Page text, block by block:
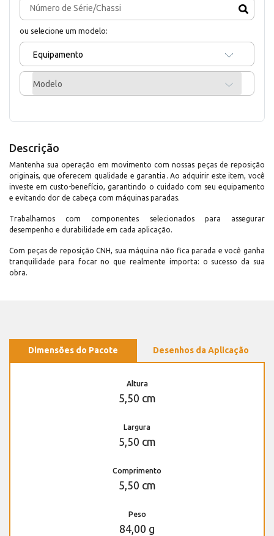
ou selecione um modelo:
Equipamento
Modelo
Descrição
Mantenha sua operação em movimento com nossas peças de reposição
originais, que oferecem qualidade e garantia. Ao adquirir este item, você
investe em custo-benefício, garantindo o cuidado com seu equipamento
e evitando dor de cabeça com máquinas paradas.
Trabalhamos com componentes selecionados para assegurar
desempenho e durabilidade em cada aplicação.
Com peças de reposição CNH, sua máquina não fica parada e você ganha
tranquilidade para focar no que realmente importa: o sucesso da sua
obra.
Dimensões do Pacote Desenhos da Aplicação
Altura
5,50 cm
Largura
5,50 cm
Comprimento
5,50 cm
Peso
84,00 g